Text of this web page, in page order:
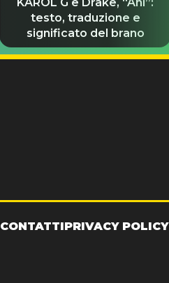
KAROL G e Drake, “Ahí”:
testo, traduzione e
significato del brano
CONTATTIPRIVACY POLICY